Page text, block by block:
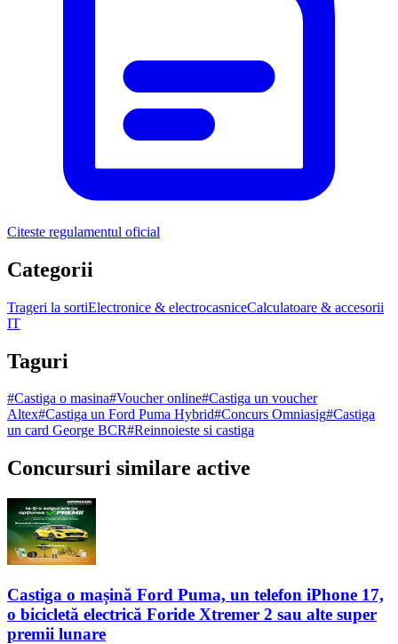
Citeste regulamentul oficial
Categorii
Trageri la sortiElectronice & electrocasniceCalculatoare & accesorii
IT
Taguri
#Castiga o masina#Voucher online#Castiga un voucher
Altex#Castiga un Ford Puma Hybrid#Concurs Omniasig#Castiga
un card George BCR#Reinnoieste si castiga
Concursuri similare active
Castiga o mașină Ford Puma, un telefon iPhone 17,
o bicicletă electrică Foride Xtremer 2 sau alte super
premii lunare